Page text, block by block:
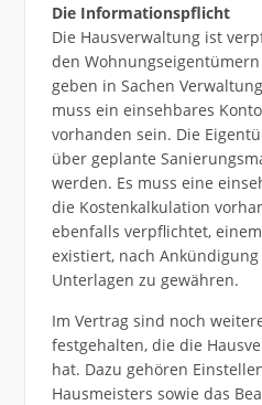
Die Informationspflicht
Die Hausverwaltung ist
den
geben in Sachen
muss ein einsehbares
vorhanden sein. Die
über geplante
werden. Es muss eine
die Kostenkalkulation
ebenfalls verpflichtet,
existiert, nach
Unterlagen zu gewähren.
Im Vertrag sind noch
festgehalten, die die
hat. Dazu gehören
Hausmeisters sowie das